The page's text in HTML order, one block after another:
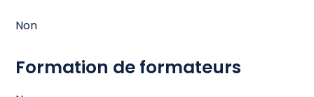
Non
Formation de formateurs ​